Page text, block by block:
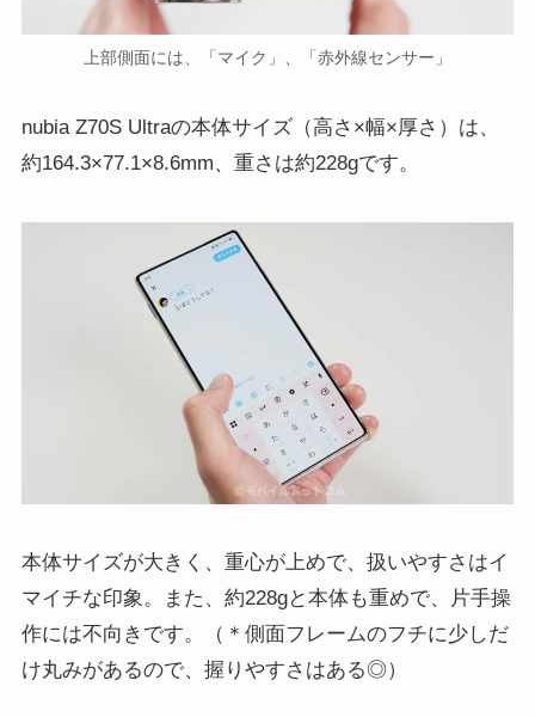
上部側面には、「マイク」、「赤外線センサー」
nubia Z70S Ultraの本体サイズ（高さ×幅×厚さ）は、
約164.3×77.1×8.6mm、重さは約228gです。
本体サイズが大きく、重心が上めで、扱いやすさはイ
マイチな印象。また、約228gと本体も重めで、片手操
作には不向きです。（＊側面フレームのフチに少しだ
け丸みがあるので、握りやすさはある◎）